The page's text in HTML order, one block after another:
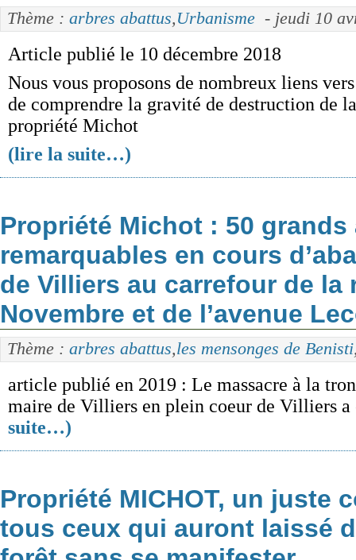
Thème : arbres abattus,Urbanisme - jeudi 10
Article publié le 10 décembre 2018
Nous vous proposons de nombreux liens
de comprendre la gravité de destruction de
propriété Michot
(lire la suite…)
Propriété Michot : 50 grands
remarquables en cours
de Villiers au carrefour de la
Novembre et de l’avenue
Thème : arbres abattus,les mensonges de Benisti
article publié en 2019 : Le massacre à la
maire de Villiers en plein coeur de Villiers
suite…)
Propriété MICHOT, un juste
tous ceux qui auront laissé